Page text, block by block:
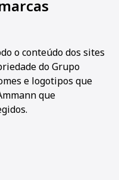
o conteúdo dos sites
do Grupo
e logotipos que
que